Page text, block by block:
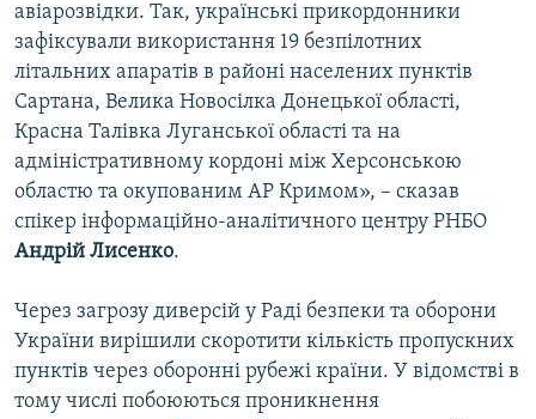
авіарозвідки. Так, українські прикордонники
зафіксували використання 19 безпілотних
літальних апаратів в районі населених пунктів
Сартана, Велика Новосілка Донецької області,
Красна Талівка Луганської області та на
адміністративному кордоні між Херсонською
областю та окупованим АР Кримом», – сказав
спікер інформаційно-аналітичного центру РНБО
Андрій Лисенко.
Через загрозу диверсій у Раді безпеки та оборони
України вирішили скоротити кількість пропускних
пунктів через оборонні рубежі країни. У відомстві в
тому числі побоюються проникнення